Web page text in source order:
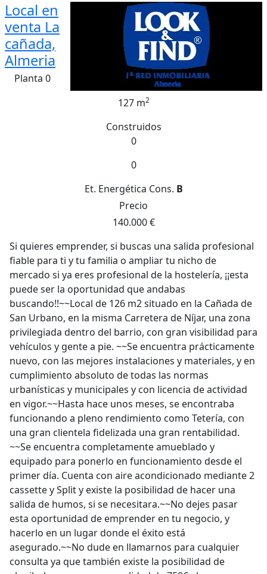
Local en
venta La
cañada,
Almeria
Planta 0
127 m2
Construidos
0
0
Et. Energética Cons. B
Precio
140.000 €
Si quieres emprender, si buscas una salida profesional
fiable para ti y tu familia o ampliar tu nicho de
mercado si ya eres profesional de la hostelería, ¡¡esta
puede ser la oportunidad que andabas
buscando!!~~Local de 126 m2 situado en la Cañada de
San Urbano, en la misma Carretera de Níjar, una zona
privilegiada dentro del barrio, con gran visibilidad para
vehículos y gente a pie. ~~Se encuentra prácticamente
nuevo, con las mejores instalaciones y materiales, y en
cumplimiento absoluto de todas las normas
urbanísticas y municipales y con licencia de actividad
en vigor.~~Hasta hace unos meses, se encontraba
funcionando a pleno rendimiento como Tetería, con
una gran clientela fidelizada una gran rentabilidad.
~~Se encuentra completamente amueblado y
equipado para ponerlo en funcionamiento desde el
primer día. Cuenta con aire acondicionado mediante 2
cassette y Split y existe la posibilidad de hacer una
salida de humos, si se necesitara.~~No dejes pasar
esta oportunidad de emprender en tu negocio, y
hacerlo en un lugar donde el éxito está
asegurado.~~No dude en llamarnos para cualquier
consulta ya que también existe la posibilidad de